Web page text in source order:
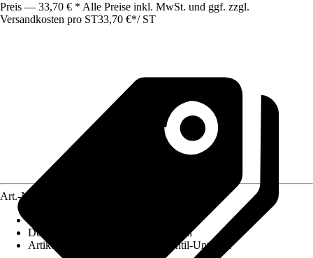
Preis — 33,70 € * Alle Preise inkl. MwSt. und ggf. zzgl.
Versandkosten pro ST33,70 €*/ ST
Art.-Nr.
Durchmesser Innengewinde
3/8 Zoll
Artikel besteht aus
Thermostatventil-Unterteil